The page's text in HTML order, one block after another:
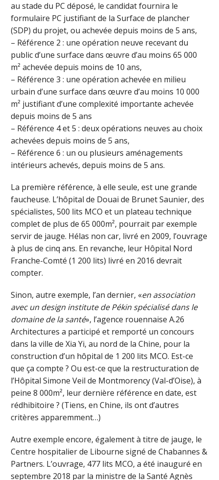
au stade du PC déposé, le candidat fournira le
formulaire PC justifiant de la Surface de plancher
(SDP) du projet, ou achevée depuis moins de 5 ans,
– Référence 2 : une opération neuve recevant du
public d’une surface dans œuvre d’au moins 65 000
m² achevée depuis moins de 10 ans,
– Référence 3 : une opération achevée en milieu
urbain d’une surface dans œuvre d’au moins 10 000
m² justifiant d’une complexité importante achevée
depuis moins de 5 ans
– Référence 4 et 5 : deux opérations neuves au choix
achevées depuis moins de 5 ans,
– Référence 6 : un ou plusieurs aménagements
intérieurs achevés, depuis moins de 5 ans.
La première référence, à elle seule, est une grande
faucheuse. L’hôpital de Douai de Brunet Saunier, des
spécialistes, 500 lits MCO et un plateau technique
complet de plus de 65 000m², pourrait par exemple
servir de jauge. Hélas non car, livré en 2009, l’ouvrage
à plus de cinq ans. En revanche, leur Hôpital Nord
Franche-Comté (1 200 lits) livré en 2016 devrait
compter.
Sinon, autre exemple, l’an dernier, «en association
avec un design institute de Pékin spécialisé dans le
domaine de la santé», l’agence rouennaise A.26
Architectures a participé et remporté un concours
dans la ville de Xia Yi, au nord de la Chine, pour la
construction d’un hôpital de 1 200 lits MCO. Est-ce
que ça compte ? Ou est-ce que la restructuration de
l’Hôpital Simone Veil de Montmorency (Val-d’Oise), à
peine 8 000m², leur dernière référence en date, est
rédhibitoire ? (Tiens, en Chine, ils ont d’autres
critères apparemment…)
Autre exemple encore, également à titre de jauge, le
Centre hospitalier de Libourne signé de Chabannes &
Partners. L’ouvrage, 477 lits MCO, a été inauguré en
septembre 2018 par la ministre de la Santé Agnès